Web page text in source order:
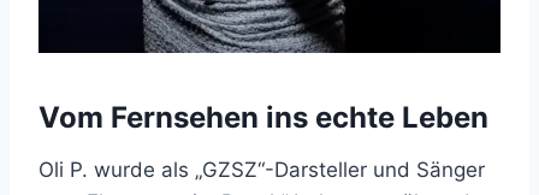
Vom Fernsehen ins echte Leben
Oli P. wurde als „GZSZ“-Darsteller und Sänger